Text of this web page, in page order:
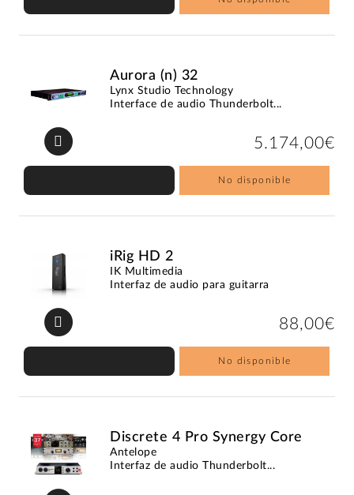
Aurora (n) 32
Lynx Studio Technology
Interface de audio Thunderbolt...
5.174,00€
No disponible
iRig HD 2
IK Multimedia
Interfaz de audio para guitarra
88,00€
No disponible
Discrete 4 Pro Synergy Core
Antelope
Interfaz de audio Thunderbolt...